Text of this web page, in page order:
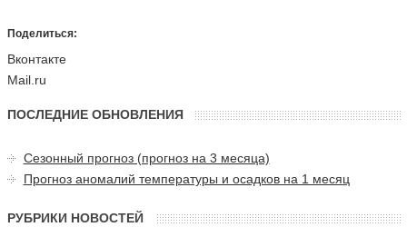
Поделиться:
Вконтакте
Mail.ru
ПОСЛЕДНИЕ ОБНОВЛЕНИЯ
Сезонный прогноз (прогноз на 3 месяца)
Прогноз аномалий температуры и осадков на 1 месяц
РУБРИКИ НОВОСТЕЙ